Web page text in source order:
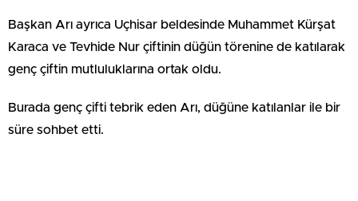
Başkan Arı ayrıca Uçhisar beldesinde Muhammet Kürşat
Karaca ve Tevhide Nur çiftinin düğün törenine de katılarak
genç çiftin mutluluklarına ortak oldu.
Burada genç çifti tebrik eden Arı, düğüne katılanlar ile bir
süre sohbet etti.